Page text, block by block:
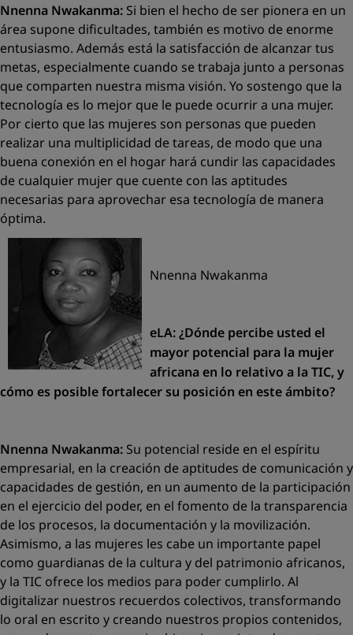
Nnenna Nwakanma: Si bien el hecho de ser pionera en un
área supone dificultades, también es motivo de enorme
entusiasmo. Además está la satisfacción de alcanzar tus
metas, especialmente cuando se trabaja junto a personas
que comparten nuestra misma visión. Yo sostengo que la
tecnología es lo mejor que le puede ocurrir a una mujer.
Por cierto que las mujeres son personas que pueden
realizar una multiplicidad de tareas, de modo que una
buena conexión en el hogar hará cundir las capacidades
de cualquier mujer que cuente con las aptitudes
necesarias para aprovechar esa tecnología de manera
óptima.
Nnenna Nwakanma
eLA: ¿Dónde percibe usted el
mayor potencial para la mujer
africana en lo relativo a la TIC, y
cómo es posible fortalecer su posición en este ámbito?
Nnenna Nwakanma: Su potencial reside en el espíritu
empresarial, en la creación de aptitudes de comunicación y
capacidades de gestión, en un aumento de la participación
en el ejercicio del poder, en el fomento de la transparencia
de los procesos, la documentación y la movilización.
Asimismo, a las mujeres les cabe un importante papel
como guardianas de la cultura y del patrimonio africanos,
y la TIC ofrece los medios para poder cumplirlo. Al
digitalizar nuestros recuerdos colectivos, transformando
lo oral en escrito y creando nuestros propios contenidos,